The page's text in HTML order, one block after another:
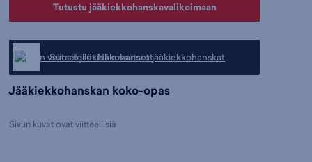
Tutustu jääkiekkohanskavalikoimaan
Suositellut Näin valitset jääkiekkohanskat
Jääkiekkohanskan koko-opas
Sivun kuvat ovat viitteellisiä